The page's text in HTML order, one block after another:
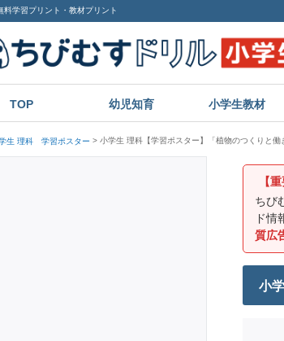
料学習プリント・教材プリント
TOP 幼児知育 小学生教材
生 理科 学習ポスター 小学生 理科【学習ポスター】「植物のつくりと働
【
ちび
ド情
質広
小